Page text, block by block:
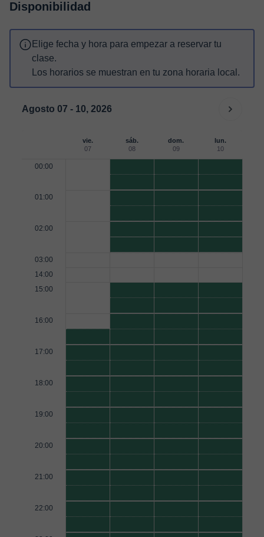
Disponibilidad
Elige fecha y hora para empezar a reservar tu
clase.
Los horarios se muestran en tu zona horaria local.
Agosto 07 - 10, 2026
vie.
07
sáb.
08
dom.
09
lun.
10
00:00
01:00
02:00
03:00
14:00
15:00
16:00
17:00
18:00
19:00
20:00
21:00
22:00